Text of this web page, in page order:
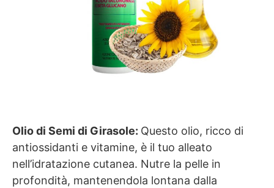
Olio di Semi di Girasole: Questo olio, ricco di
antiossidanti e vitamine, è il tuo alleato
nell’idratazione cutanea. Nutre la pelle in
profondità, mantenendola lontana dalla